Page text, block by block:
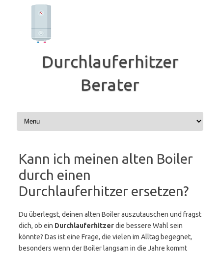
Durchlauferhitzer
Berater
Kann ich meinen alten Boiler
durch einen
Durchlauferhitzer ersetzen?
Du überlegst, deinen alten Boiler auszutauschen und fragst
dich, ob ein Durchlauferhitzerdie bessere Wahl sein
könnte? Das ist eine Frage, die vielen im Alltag begegnet,
besonders wenn der Boiler langsam in die Jahre kommt